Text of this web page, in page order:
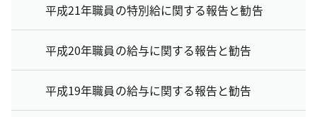
平成21年職員の特別給に関する報告と勧告
平成20年職員の給与に関する報告と勧告
平成19年職員の給与に関する報告と勧告